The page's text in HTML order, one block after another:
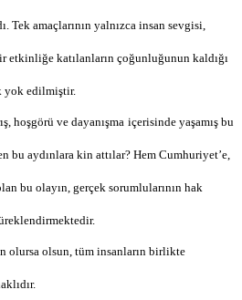
Tek amaçlarının yalnızca insan sevgisi,
etkinliğe katılanların çoğunluğunun kaldığı
yok edilmiştir.
hoşgörü ve dayanışma içerisinde yaşamış bu
bu aydınlara kin attılar? Hem Cumhuriyet’e,
bu olayın, gerçek sorumlularının hak
olursa olsun, tüm insanların birlikte